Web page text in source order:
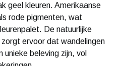
geel kleuren. Amerikaanse
rode pigmenten, wat
De natuurlijke
ervoor dat wandelingen
beleving zijn, vol